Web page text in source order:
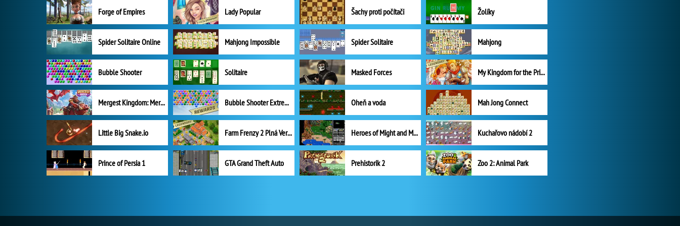
Forge of Empires Lady Popular Šachy proti počítači Žolíky
Spider Solitaire Online Mahjong Impossible Spider Solitaire Mahjong
Bubble Shooter Solitaire Masked Forces My Kingdom for the Princess Plná verze
Mergest Kingdom: Merge Puzzle Bubble Shooter Extreme Oheň a voda Mah Jong Connect
Little Big Snake.io Farm Frenzy 2 Plná Verze Heroes of Might and Magic II Kuchařovo nádobí 2
Prince of Persia 1 GTA Grand Theft Auto Prehistorik 2 Zoo 2: Animal Park